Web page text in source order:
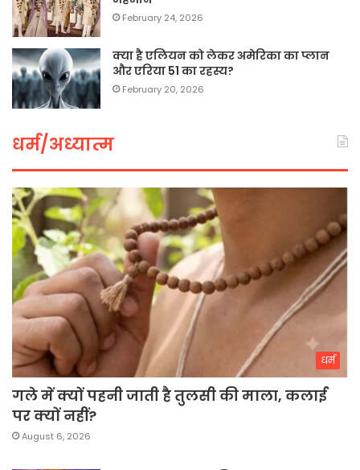
February 24, 2026
क्या है एलियन को लेकर अमेरिका का प्लान
और एरिया 51 का रहस्य?
February 20, 2026
धर्म/अध्यात्म
धर्म
गले में क्यों पहनी जाती है तुलसी की माला, कलाई
पर क्यों नहीं?
August 6, 2026